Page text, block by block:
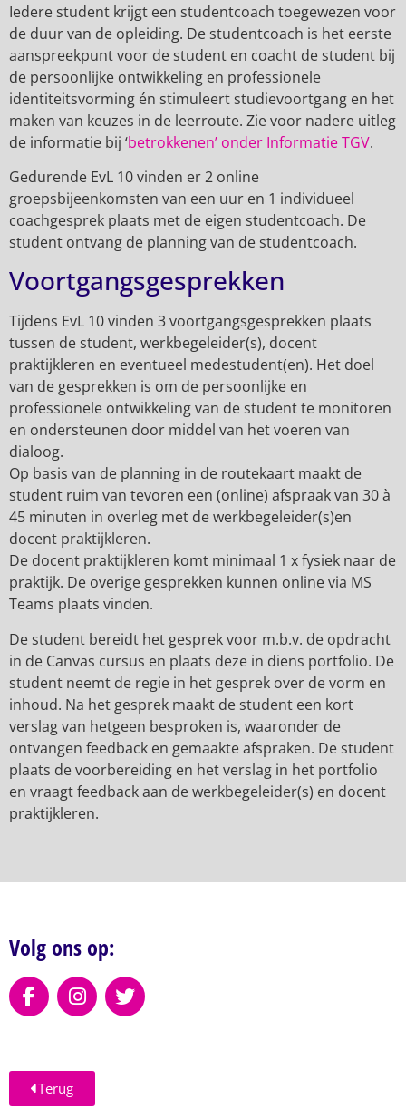
Iedere student krijgt een studentcoach toegewezen voor
de duur van de opleiding. De studentcoach is het eerste
aanspreekpunt voor de student en coacht de student bij
de persoonlijke ontwikkeling en professionele
identiteitsvorming én stimuleert studievoortgang en het
maken van keuzes in de leerroute. Zie voor nadere uitleg
de informatie bij ‘betrokkenen’ onder Informatie TGV.
Gedurende EvL 10 vinden er 2 online
groepsbijeenkomsten van een uur en 1 individueel
coachgesprek plaats met de eigen studentcoach. De
student ontvang de planning van de studentcoach.
Voortgangsgesprekken
Tijdens EvL 10 vinden 3 voortgangsgesprekken plaats
tussen de student, werkbegeleider(s), docent
praktijkleren en eventueel medestudent(en). Het doel
van de gesprekken is om de persoonlijke en
professionele ontwikkeling van de student te monitoren
en ondersteunen door middel van het voeren van
dialoog.
Op basis van de planning in de routekaart maakt de
student ruim van tevoren een (online) afspraak van 30 à
45 minuten in overleg met de werkbegeleider(s)en
docent praktijkleren.
De docent praktijkleren komt minimaal 1 x fysiek naar de
praktijk. De overige gesprekken kunnen online via MS
Teams plaats vinden.
De student bereidt het gesprek voor m.b.v. de opdracht
in de Canvas cursus en plaats deze in diens portfolio. De
student neemt de regie in het gesprek over de vorm en
inhoud. Na het gesprek maakt de student een kort
verslag van hetgeen besproken is, waaronder de
ontvangen feedback en gemaakte afspraken. De student
plaats de voorbereiding en het verslag in het portfolio
en vraagt feedback aan de werkbegeleider(s) en docent
praktijkleren.
Volg ons op:
Terug